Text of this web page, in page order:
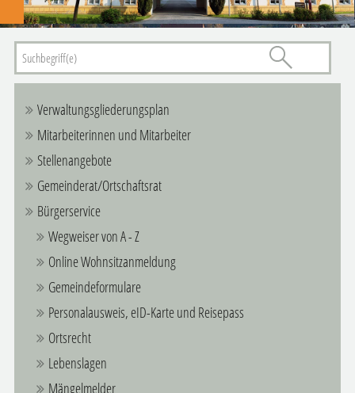
Verwaltungsgliederungsplan
Mitarbeiterinnen und Mitarbeiter
Stellenangebote
Gemeinderat/Ortschaftsrat
Bürgerservice
Wegweiser von A - Z
Online Wohnsitzanmeldung
Gemeindeformulare
Personalausweis, eID-Karte und Reisepass
Ortsrecht
Lebenslagen
Mängelmelder